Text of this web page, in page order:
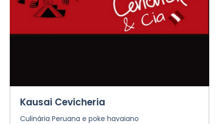
Kausai Cevicheria
Culinária Peruana e poke havaiano